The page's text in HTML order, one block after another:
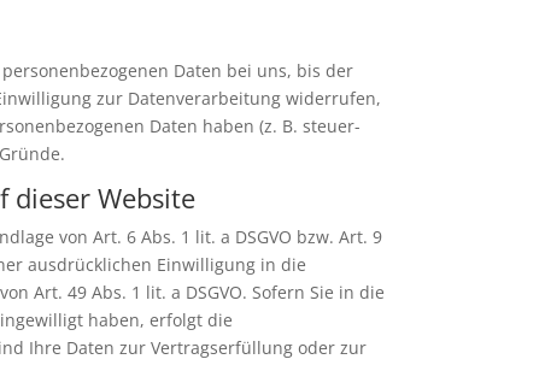
Daten bei uns, bis der
zur Datenverarbeitung widerrufen,
Daten haben (z. B. steuer-
dieser Website
von Art. 6 Abs. 1 lit. a DSGVO bzw. Art. 9
ausdrücklichen Einwilligung in die
Art. 49 Abs. 1 lit. a DSGVO. Sofern Sie in die
haben, erfolgt die
Ihre Daten zur Vertragserfüllung oder zur